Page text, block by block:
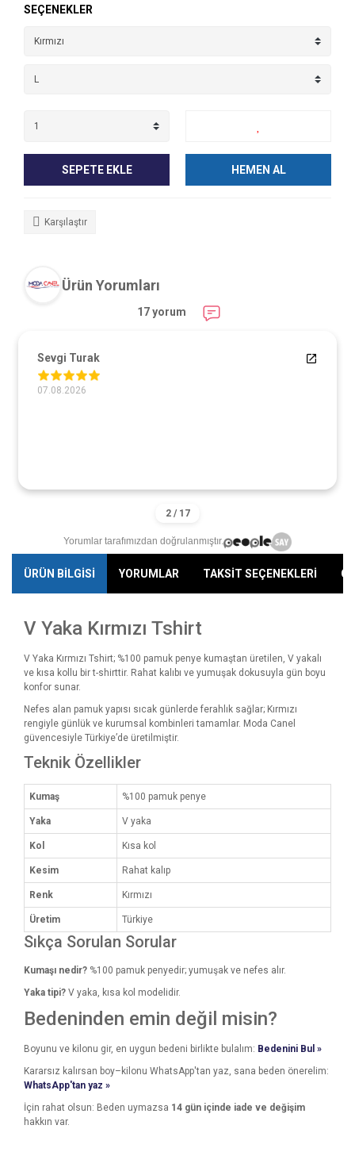
SEÇENEKLER
SEPETE EKLE HEMEN AL
Karşılaştır
Ürün Yorumları
17 yorum
Sevgi Turak
07.08.2026
Yorumlar tarafımızdan doğrulanmıştır.
ÜRÜN BİLGİSİ YORUMLAR TAKSİT SEÇENEKLERİ
V Yaka Kırmızı Tshirt
V Yaka Kırmızı Tshirt; %100 pamuk penye kumaştan üretilen, V yakalı
ve kısa kollu bir t-shirttir. Rahat kalıbı ve yumuşak dokusuyla gün boyu
konfor sunar.
Nefes alan pamuk yapısı sıcak günlerde ferahlık sağlar; Kırmızı
rengiyle günlük ve kurumsal kombinleri tamamlar. Moda Canel
güvencesiyle Türkiye’de üretilmiştir.
Teknik Özellikler
Kumaş %100 pamuk penye
Yaka V yaka
Kol Kısa kol
Kesim Rahat kalıp
Renk Kırmızı
Üretim Türkiye
Sıkça Sorulan Sorular
Kumaşı nedir? %100 pamuk penyedir; yumuşak ve nefes alır.
Yaka tipi? V yaka, kısa kol modelidir.
Bedeninden emin değil misin?
Boyunu ve kilonu gir, en uygun bedeni birlikte bulalım: Bedenini Bul »
Kararsız kalırsan boy–kilonu WhatsApp'tan yaz, sana beden önerelim:
WhatsApp'tan yaz »
İçin rahat olsun: Beden uymazsa 14 gün içinde iade ve değişim
hakkın var.